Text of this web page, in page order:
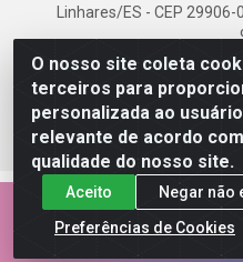
O nosso site coleta
terceiros para
personalizada ao
relevante de acordo
qualidade do nosso site.
Aceito
Negar não
Preferências de Cookies
Linhares/ES - CEP
AQUI É